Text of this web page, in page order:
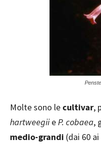
Molte sono le cultivar,
hartweegiieP. cobaea,
medio-grandi (dai 60